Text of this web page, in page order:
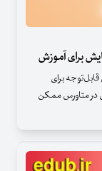
برای آموزش
برای
در متاورس ممکن